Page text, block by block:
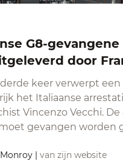
door
keer verwerpt
het Italiaanse
Vincenzo Vecchi. De
gevangen worden
| van zijn website